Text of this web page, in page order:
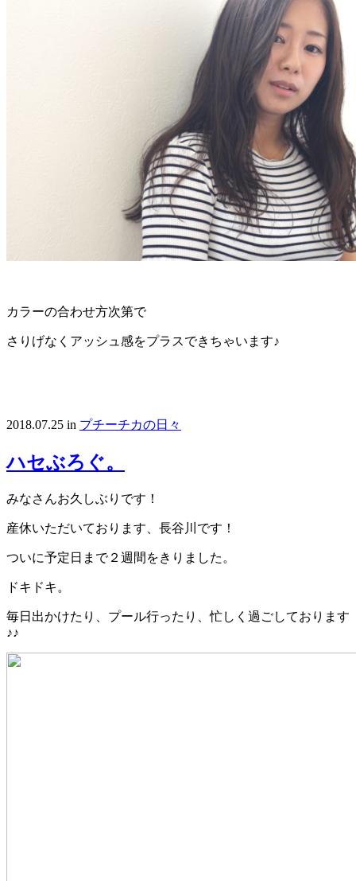
カラーの合わせ方次第で
さりげなくアッシュ感をプラスできちゃいます♪
2018.07.25 in プチーチカの日々
ハセぶろぐ。
みなさんお久しぶりです！
産休いただいております、長谷川です！
ついに予定日まで２週間をきりました。
ドキドキ。
毎日出かけたり、プール行ったり、忙しく過ごしております
♪♪